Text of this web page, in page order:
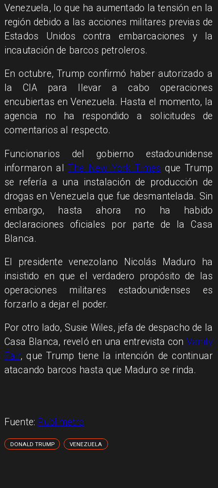
Venezuela, lo que ha aumentado la tensión en la
región debido a las acciones militares previas de
Estados Unidos contra embarcaciones y la
incautación de barcos petroleros.
En octubre, Trump confirmó haber autorizado a
la CIA para llevar a cabo operaciones
encubiertas en Venezuela. Hasta el momento, la
agencia no ha respondido a solicitudes de
comentarios al respecto.
Funcionarios del gobierno estadounidense
informaron alThe New York Times que Trump
se refería a una instalación de producción de
drogas en Venezuela que fue desmantelada. Sin
embargo, hasta ahora no ha habido
declaraciones oficiales por parte de la Casa
Blanca.
El presidente venezolano Nicolás Maduro ha
insistido en que el verdadero propósito de las
operaciones militares estadounidenses es
forzarlo a dejar el poder.
Por otro lado, Susie Wiles, jefa de despacho de la
Casa Blanca, reveló en una entrevista con Vanity
Fair, que Trump tiene la intención de continuar
atacando barcos hasta que Maduro se rinda.
Fuente: Publimetro
DONALD TRUMP VENEZUELA